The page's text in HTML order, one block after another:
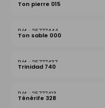
Ton pierre 015
25777444
Ton sable 000
25777437
Trinidad 740
25777413
Ténérife 328